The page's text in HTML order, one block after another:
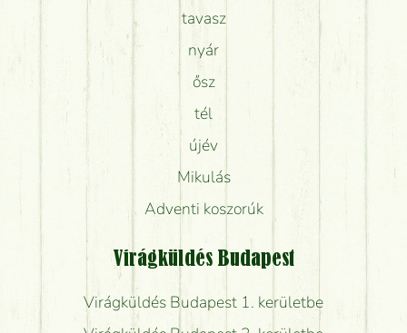
tavasz
nyár
ősz
tél
újév
Mikulás
Adventi koszorúk
Virágküldés Budapest
Virágküldés Budapest 1. kerületbe